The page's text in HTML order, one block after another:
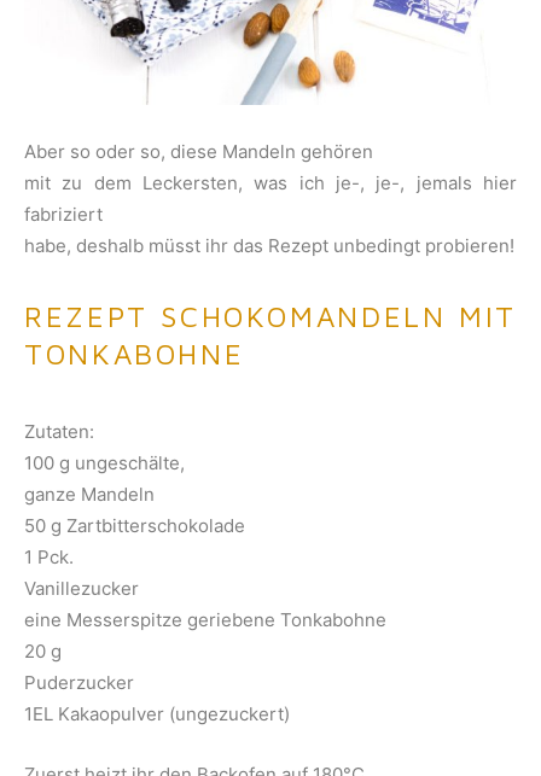
Aber so oder so, diese Mandeln gehören
mit zu dem Leckersten, was ich je-, je-, jemals hier
fabriziert
habe, deshalb müsst ihr das Rezept unbedingt probieren!
REZEPT SCHOKOMANDELN MIT
TONKABOHNE
Zutaten:
100 g ungeschälte,
ganze Mandeln
50 g Zartbitterschokolade
1 Pck.
Vanillezucker
eine Messerspitze geriebene Tonkabohne
20 g
Puderzucker
1EL Kakaopulver (ungezuckert)